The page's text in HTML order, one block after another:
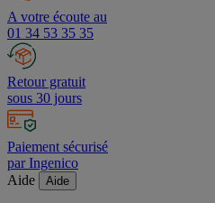
A votre écoute au
01 34 53 35 35
Retour gratuit
sous 30 jours
Paiement sécurisé
par Ingenico
Aide
Aide